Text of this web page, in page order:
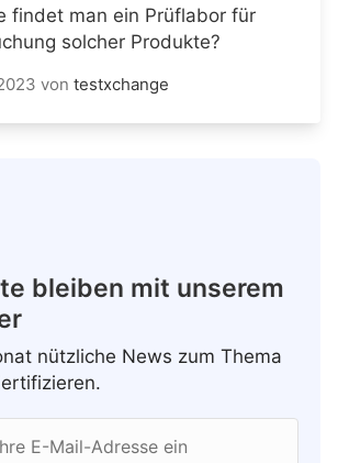
findet man ein Prüflabor für
solcher Produkte?
von testxchange
bleiben mit unserem
nützliche News zum Thema
E-Mail-Adresse ein